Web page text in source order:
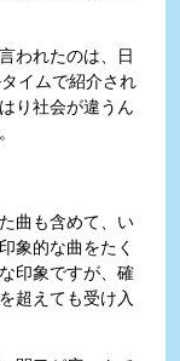
われたのは、日
イムで紹介され
り社会が違うん
曲も含めて、い
象的な曲をたく
印象ですが、確
超えても受け入